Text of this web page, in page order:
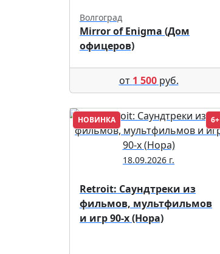
Волгоград
Mirror of Enigma (Дом
офицеров)
от 1 500руб.
НОВИНКА 6+
18.09.2026 г.
Retroit: Саундтреки из
фильмов, мультфильмов
и игр 90-х (Нора)